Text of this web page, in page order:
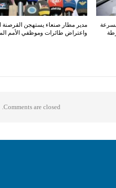
بسرعة
مدير مطار صنعاء يستهجن القرصنة
واعتراض طائرات وموظفي الأمم
Comments are closed.